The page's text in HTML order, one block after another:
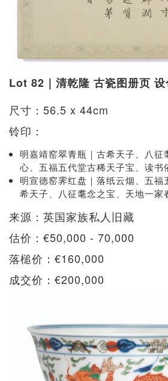
Lot 82｜清乾隆 古瓷图册页
尺寸：56.5 x 44cm
铃印：
明嘉靖窑翠青瓶｜古希天子、八征
心、五福五代堂古稀天子宝、读书
明宣德窑霁红盘｜落纸云烟、五福
希天子、八征耄念之宝、天地一家
来源：英国家族私人旧藏
估价：€50,000 - 70,000
落槌价：€160,000
成交价：€200,000